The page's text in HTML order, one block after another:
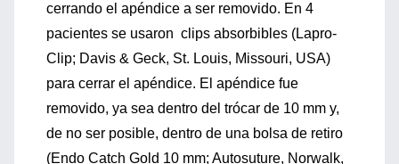
cerrando el apéndice a ser removido. En 4
pacientes se usaron clips absorbibles (Lapro-
Clip; Davis & Geck, St. Louis, Missouri, USA)
para cerrar el apéndice. El apéndice fue
removido, ya sea dentro del trócar de 10 mm y,
de no ser posible, dentro de una bolsa de retiro
(Endo Catch Gold 10 mm; Autosuture, Norwalk,